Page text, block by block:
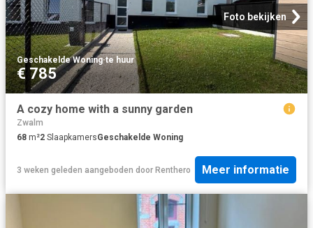
Foto bekijken
Geschakelde Woning·te huur
€ 785
A cozy home with a sunny garden
Zwalm
68 m²2 SlaapkamersGeschakelde Woning
3 weken geleden aangeboden door Renthero Meer informatie